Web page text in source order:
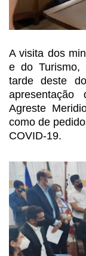
A visita dos
e do Turismo,
tarde deste
Agreste
como de
COVID-19.